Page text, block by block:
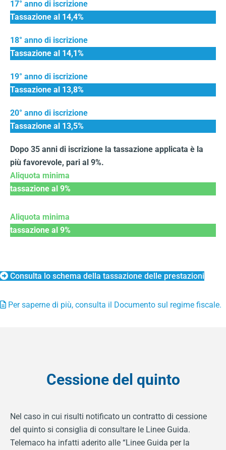
17° anno di iscrizione
Tassazione al 14,4%​
18° anno di iscrizione
Tassazione al 14,1%​
19° anno di iscrizione
Tassazione al 13,8%​
20° anno di iscrizione
Tassazione al 13,5%​
Dopo 35 anni di iscrizione la tassazione applicata è la
più favorevole, pari al 9%.
Aliquota minima
tassazione al 9%
Aliquota minima
tassazione al 9%
Consulta lo schema della tassazione delle prestazioni
Per saperne di più, consulta il Documento sul regime fiscale.
Cessione del quinto
Nel caso in cui risulti notificato un contratto di cessione
del quinto si consiglia di consultare le Linee Guida.
Telemaco ha infatti aderito alle “Linee Guida per la